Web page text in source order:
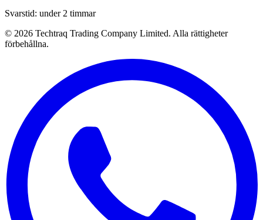
Svarstid: under 2 timmar
© 2026 Techtraq Trading Company Limited. Alla rättigheter
förbehållna.